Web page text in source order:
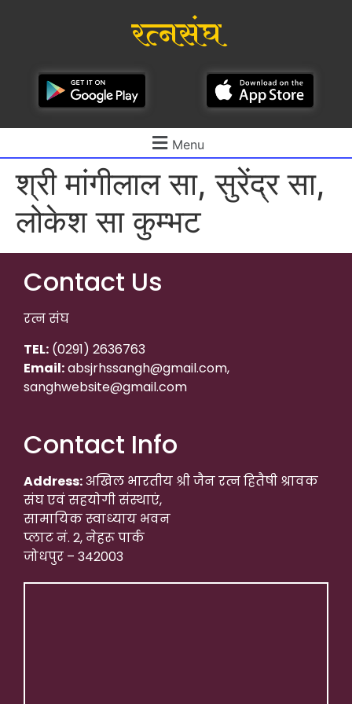
रत्नसंघ
Menu
श्री मांगीलाल सा, सुरेंद्र सा,
लोकेश सा कुम्भट
Contact Us
रत्न संघ
TEL: (0291) 2636763
Email:absjrhssangh@gmail.com,
sanghwebsite@gmail.com
Contact Info
Address:अखिल भारतीय श्री जैन रत्न हितैषी श्रावक
संघ एवं सहयोगी संस्थाएं,
सामायिक स्वाध्याय भवन
प्लाट नं. 2, नेहरू पार्क
जोधपुर – 342003